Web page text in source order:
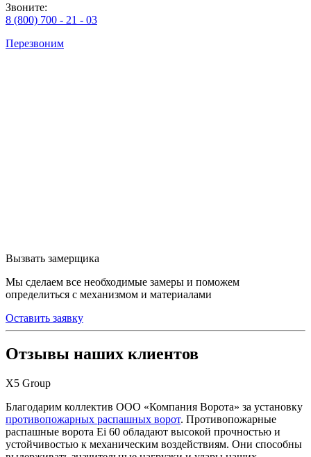
Звоните:
8 (800) 700 - 21 - 03
Перезвоним
Вызвать замерщика
Мы сделаем все необходимые замеры и поможем
определиться с механизмом и материалами
Оставить заявку
Отзывы наших клиентов
Х5 Group
Благодарим коллектив ООО «Компания Ворота» за установку
противопожарных распашных ворот. Противопожарные
распашные ворота Ei 60 обладают высокой прочностью и
устойчивостью к механическим воздействиям. Они способны